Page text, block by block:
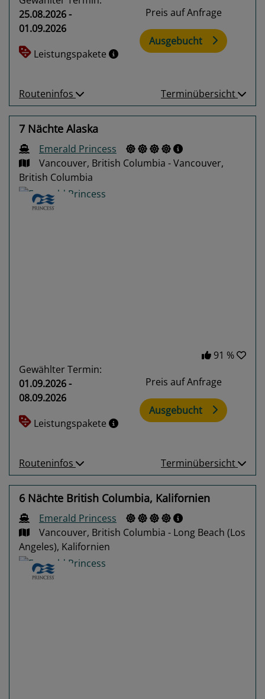
25.08.2026 -
01.09.2026
Leistungspakete
Preis auf Anfrage
Ausgebucht
Routeninfos Terminübersicht
7 Nächte Alaska
Emerald Princess
Vancouver, British Columbia - Vancouver,
British Columbia
91 %
Gewählter Termin:
01.09.2026 -
08.09.2026
Leistungspakete
Preis auf Anfrage
Ausgebucht
Routeninfos Terminübersicht
6 Nächte British Columbia, Kalifornien
Emerald Princess
Vancouver, British Columbia - Long Beach (Los
Angeles), Kalifornien